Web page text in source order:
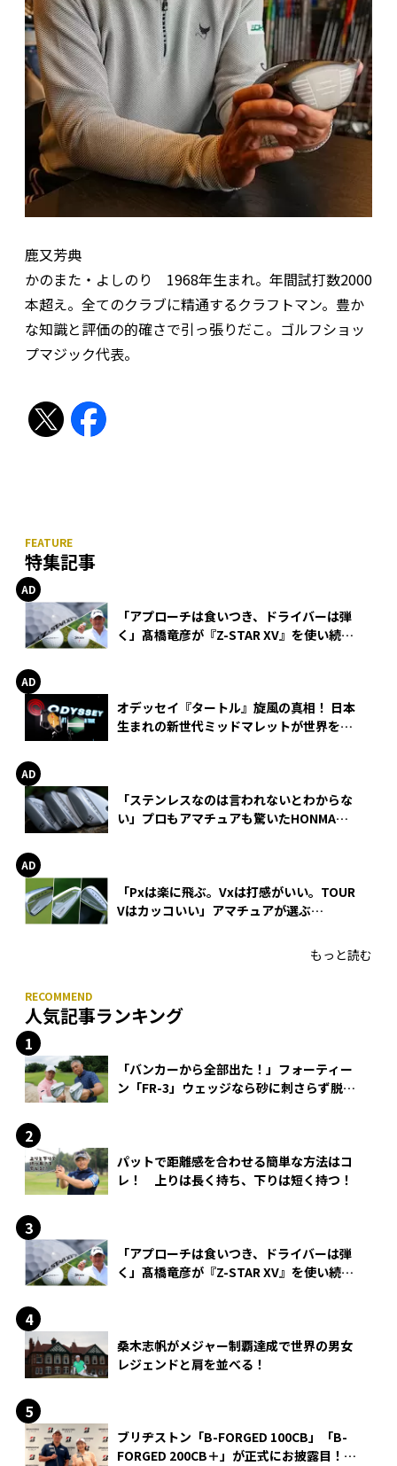
鹿又芳典
かのまた・よしのり 1968年生まれ。年間試打数2000
本超え。全てのクラブに精通するクラフトマン。豊か
な知識と評価の的確さで引っ張りだこ。ゴルフショッ
プマジック代表。
特集記事
「アプローチは食いつき、ドライバーは弾
く」髙橋竜彦が『Z-STAR XV』を使い続け
オデッセイ『タートル』旋風の真相！ 日本
生まれの新世代ミッドマレットが世界を席
「ステンレスなのは言われないとわからな
い」プロもアマチュアも驚いたHONMA
「Pxは楽に飛ぶ。Vxは打感がいい。TOUR
Vはカッコいい」アマチュアが選ぶ
もっと読む
人気記事ランキング
「バンカーから全部出た！」フォーティー
ン「FR-3」ウェッジなら砂に刺さらず脱出
パットで距離感を合わせる簡単な方法はコ
レ！ 上りは長く持ち、下りは短く持つ！
「アプローチは食いつき、ドライバーは弾
く」髙橋竜彦が『Z-STAR XV』を使い続け
桑木志帆がメジャー制覇達成で世界の男女
レジェンドと肩を並べる！
ブリヂストン「B-FORGED 100CB」「B-
FORGED 200CB＋」が正式にお披露目！